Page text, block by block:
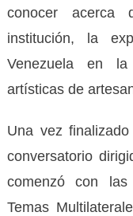
conocer
institución, la
Venezuela en
artísticas de
Una vez
conversatorio
comenzó con
Temas